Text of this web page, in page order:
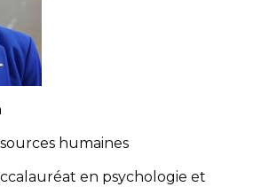
humaines
en psychologie et